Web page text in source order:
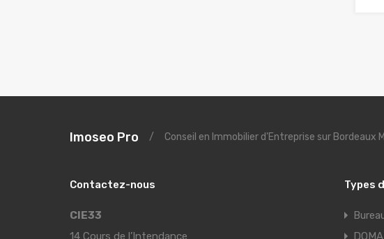
Imoseo Pro / Conseil en Immobilier d'Entreprise sur Bordeaux
Contactez-nous
CIE33
14 Cours de l’Intendance
Types